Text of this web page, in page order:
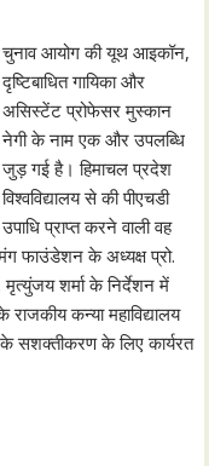
चुनाव आयोग की यूथ आइकॉन,
दृष्टिबाधित गायिका और
असिस्टेंट प्रोफेसर मुस्कान
नेगी के नाम एक और उपलब्धि
जुड़ गई है। हिमाचल प्रदेश
विश्वविद्यालय से की पीएचडी
उपाधि प्राप्त करने वाली वह
फाउंडेशन के अध्यक्ष प्रो.
शर्मा के निर्देशन में
कन्या महाविद्यालय
सशक्तीकरण के लिए कार्यरत